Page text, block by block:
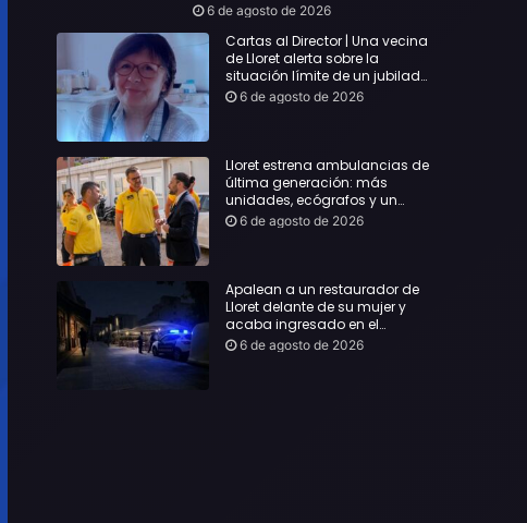
6 de agosto de 2026
Cartas al Director | Una vecina
de Lloret alerta sobre la
situación límite de un jubilado
de 65 años y pide una
6 de agosto de 2026
Lloret estrena ambulancias de
última generación: más
unidades, ecógrafos y un
servicio reforzado las 24 horas
6 de agosto de 2026
Apalean a un restaurador de
Lloret delante de su mujer y
acaba ingresado en el
Hospital Vall d’Hebron
6 de agosto de 2026